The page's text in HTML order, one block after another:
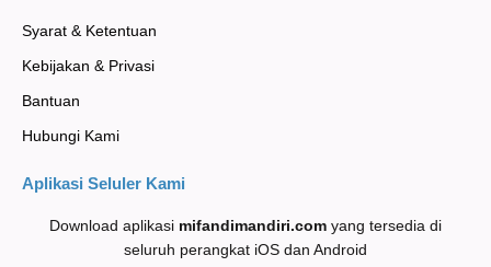
Syarat & Ketentuan
Kebijakan & Privasi
Bantuan
Hubungi Kami
Aplikasi Seluler Kami
Download aplikasi mifandimandiri.com yang tersedia di
seluruh perangkat iOS dan Android